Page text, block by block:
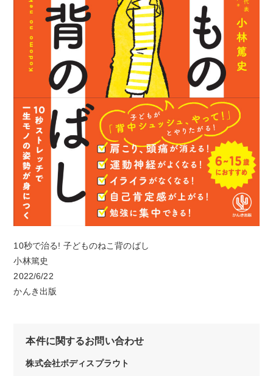
10秒で治る! 子どものねこ背のばし
小林篤史
2022/6/22
かんき出版
本件に関するお問い合わせ
株式会社ボディスプラウト